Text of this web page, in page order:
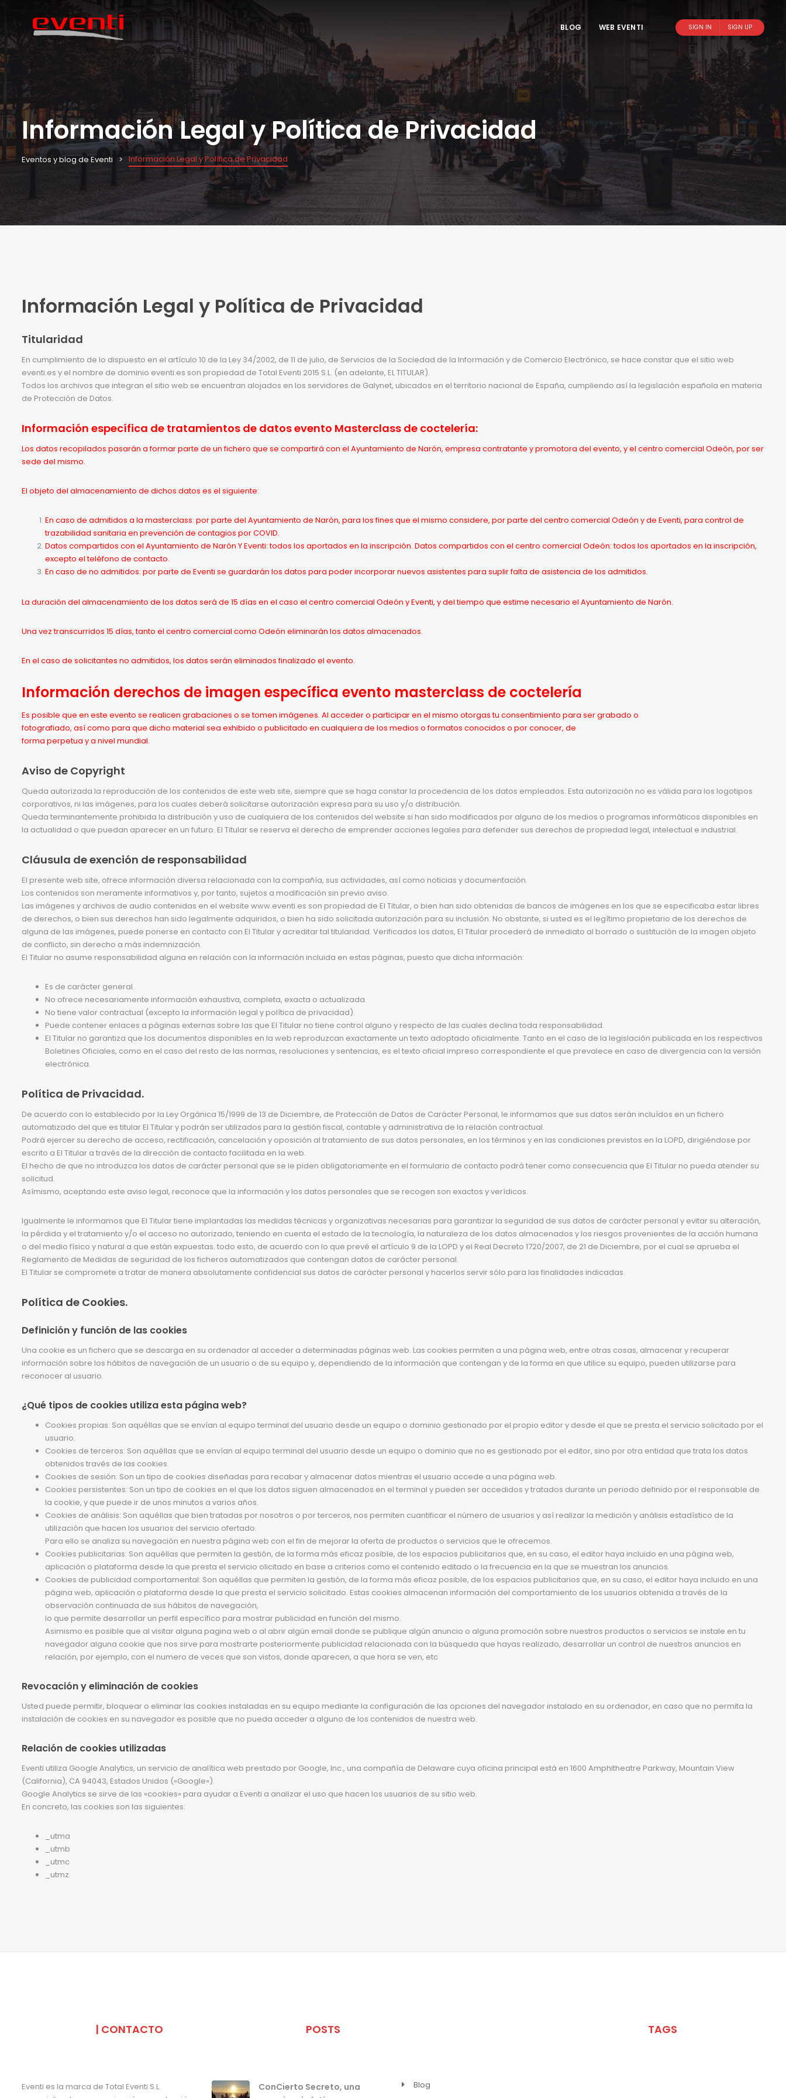
BLOG WEB EVENTI SIGN IN SIGN UP
Información Legal y Política de Privacidad
Eventos y blog de Eventi Información Legal y Política de Privacidad
Información Legal y Política de Privacidad
Titularidad
En cumplimiento de lo dispuesto en el artículo 10 de la Ley 34/2002, de 11 de julio, de Servicios de la Sociedad de la Información y de Comercio Electrónico, se hace constar que el sitio web
eventi.es y el nombre de dominio eventi.es son propiedad de Total Eventi 2015 S.L. (en adelante, EL TITULAR).
Todos los archivos que integran el sitio web se encuentran alojados en los servidores de Galynet, ubicados en el territorio nacional de España, cumpliendo así la legislación española en materia
de Protección de Datos.
Información específica de tratamientos de datos evento Masterclass de coctelería:
Los datos recopilados pasarán a formar parte de un fichero que se compartirá con el Ayuntamiento de Narón, empresa contratante y promotora del evento, y el centro comercial Odeón, por ser
sede del mismo.
El objeto del almacenamiento de dichos datos es el siguiente:
En caso de admitidos a la masterclass: por parte del Ayuntamiento de Narón, para los fines que el mismo considere, por parte del centro comercial Odeón y de Eventi, para control de
trazabilidad sanitaria en prevención de contagios por COVID.
Datos compartidos con el Ayuntamiento de Narón Y Eventi: todos los aportados en la inscripción. Datos compartidos con el centro comercial Odeón: todos los aportados en la inscripción,
excepto el teléfono de contacto.
En caso de no admitidos: por parte de Eventi se guardarán los datos para poder incorporar nuevos asistentes para suplir falta de asistencia de los admitidos.
La duración del almacenamiento de los datos será de 15 días en el caso el centro comercial Odeón y Eventi, y del tiempo que estime necesario el Ayuntamiento de Narón.
Una vez transcurridos 15 días, tanto el centro comercial como Odeón eliminarán los datos almacenados.
En el caso de solicitantes no admitidos, los datos serán eliminados finalizado el evento.
Información derechos de imagen específica evento masterclass de coctelería
Es posible que en este evento se realicen grabaciones o se tomen imágenes. Al acceder o participar en el mismo otorgas tu consentimiento para ser grabado o
fotografiado, así como para que dicho material sea exhibido o publicitado en cualquiera de los medios o formatos conocidos o por conocer, de
forma perpetua y a nivel mundial.
Aviso de Copyright
Queda autorizada la reproducción de los contenidos de este web site, siempre que se haga constar la procedencia de los datos empleados. Esta autorización no es válida para los logotipos
corporativos, ni las imágenes, para los cuales deberá solicitarse autorización expresa para su uso y/o distribución.
Queda terminantemente prohibida la distribución y uso de cualquiera de los contenidos del website si han sido modificados por alguno de los medios o programas informáticos disponibles en
la actualidad o que puedan aparecer en un futuro. El Titular se reserva el derecho de emprender acciones legales para defender sus derechos de propiedad legal, intelectual e industrial.
Cláusula de exención de responsabilidad
El presente web site, ofrece información diversa relacionada con la compañía, sus actividades, así como noticias y documentación.
Los contenidos son meramente informativos y, por tanto, sujetos a modificación sin previo aviso.
Las imágenes y archivos de audio contenidas en el website www.eventi.es son propiedad de El Titular, o bien han sido obtenidas de bancos de imágenes en los que se especificaba estar libres
de derechos, o bien sus derechos han sido legalmente adquiridos, o bien ha sido solicitada autorización para su inclusión. No obstante, si usted es el legítimo propietario de los derechos de
alguna de las imágenes, puede ponerse en contacto con El Titular y acreditar tal titularidad. Verificados los datos, El Titular procederá de inmediato al borrado o sustitución de la imagen objeto
de conflicto, sin derecho a más indemnización.
El Titular no asume responsabilidad alguna en relación con la información incluida en estas páginas, puesto que dicha información:
Es de carácter general.
No ofrece necesariamente información exhaustiva, completa, exacta o actualizada.
No tiene valor contractual (excepto la información legal y política de privacidad).
Puede contener enlaces a páginas externas sobre las que El Titular no tiene control alguno y respecto de las cuales declina toda responsabilidad.
El Titular no garantiza que los documentos disponibles en la web reproduzcan exactamente un texto adoptado oficialmente. Tanto en el caso de la legislación publicada en los respectivos
Boletines Oficiales, como en el caso del resto de las normas, resoluciones y sentencias, es el texto oficial impreso correspondiente el que prevalece en caso de divergencia con la versión
electrónica.
Política de Privacidad.
De acuerdo con lo establecido por la Ley Orgánica 15/1999 de 13 de Diciembre, de Protección de Datos de Carácter Personal, le informamos que sus datos serán incluídos en un fichero
automatizado del que es titular El Titular y podrán ser utilizados para la gestión fiscal, contable y administrativa de la relación contractual.
Podrá ejercer su derecho de acceso, rectificación, cancelación y oposición al tratamiento de sus datos personales, en los términos y en las condiciones previstos en la LOPD, dirigiéndose por
escrito a El Titular a través de la dirección de contacto facilitada en la web.
El hecho de que no introduzca los datos de carácter personal que se le piden obligatoriamente en el formulario de contacto podrá tener como consecuencia que El Titular no pueda atender su
solicitud.
Asímismo, aceptando este aviso legal, reconoce que la información y los datos personales que se recogen son exactos y verídicos.
Igualmente le informamos que El Titular tiene implantadas las medidas técnicas y organizativas necesarias para garantizar la seguridad de sus datos de carácter personal y evitar su alteración,
la pérdida y el tratamiento y/o el acceso no autorizado, teniendo en cuenta el estado de la tecnología, la naturaleza de los datos almacenados y los riesgos provenientes de la acción humana
o del medio físico y natural a que están expuestas. todo esto, de acuerdo con lo que prevé el artículo 9 de la LOPD y el Real Decreto 1720/2007, de 21 de Diciembre, por el cual se aprueba el
Reglamento de Medidas de seguridad de los ficheros automatizados que contengan datos de carácter personal.
El Titular se compromete a tratar de manera absolutamente confidencial sus datos de carácter personal y hacerlos servir sólo para las finalidades indicadas.
Política de Cookies.
Definición y función de las cookies
Una cookie es un fichero que se descarga en su ordenador al acceder a determinadas páginas web. Las cookies permiten a una página web, entre otras cosas, almacenar y recuperar
información sobre los hábitos de navegación de un usuario o de su equipo y, dependiendo de la información que contengan y de la forma en que utilice su equipo, pueden utilizarse para
reconocer al usuario.
¿Qué tipos de cookies utiliza esta página web?
Cookies propias: Son aquéllas que se envían al equipo terminal del usuario desde un equipo o dominio gestionado por el propio editor y desde el que se presta el servicio solicitado por el
usuario.
Cookies de terceros: Son aquéllas que se envían al equipo terminal del usuario desde un equipo o dominio que no es gestionado por el editor, sino por otra entidad que trata los datos
obtenidos través de las cookies.
Cookies de sesión: Son un tipo de cookies diseñadas para recabar y almacenar datos mientras el usuario accede a una página web.
Cookies persistentes: Son un tipo de cookies en el que los datos siguen almacenados en el terminal y pueden ser accedidos y tratados durante un periodo definido por el responsable de
la cookie, y que puede ir de unos minutos a varios años.
Cookies de análisis: Son aquéllas que bien tratadas por nosotros o por terceros, nos permiten cuantificar el número de usuarios y así realizar la medición y análisis estadístico de la
utilización que hacen los usuarios del servicio ofertado.
Para ello se analiza su navegación en nuestra página web con el fin de mejorar la oferta de productos o servicios que le ofrecemos.
Cookies publicitarias: Son aquéllas que permiten la gestión, de la forma más eficaz posible, de los espacios publicitarios que, en su caso, el editor haya incluido en una página web,
aplicación o plataforma desde la que presta el servicio olicitado en base a criterios como el contenido editado o la frecuencia en la que se muestran los anuncios.
Cookies de publicidad comportamental: Son aquéllas que permiten la gestión, de la forma más eficaz posible, de los espacios publicitarios que, en su caso, el editor haya incluido en una
página web, aplicación o plataforma desde la que presta el servicio solicitado. Estas cookies almacenan información del comportamiento de los usuarios obtenida a través de la
observación continuada de sus hábitos de navegación,
lo que permite desarrollar un perfil específico para mostrar publicidad en función del mismo.
Asimismo es posible que al visitar alguna pagina web o al abrir algún email donde se publique algún anuncio o alguna promoción sobre nuestros productos o servicios se instale en tu
navegador alguna cookie que nos sirve para mostrarte posteriormente publicidad relacionada con la búsqueda que hayas realizado, desarrollar un control de nuestros anuncios en
relación, por ejemplo, con el numero de veces que son vistos, donde aparecen, a que hora se ven, etc
Revocación y eliminación de cookies
Usted puede permitir, bloquear o eliminar las cookies instaladas en su equipo mediante la configuración de las opciones del navegador instalado en su ordenador, en caso que no permita la
instalación de cookies en su navegador es posible que no pueda acceder a alguno de los contenidos de nuestra web.
Relación de cookies utilizadas
Eventi utiliza Google Analytics, un servicio de analítica web prestado por Google, Inc., una compañía de Delaware cuya oficina principal está en 1600 Amphitheatre Parkway, Mountain View
(California), CA 94043, Estados Unidos («Google»).
Google Analytics se sirve de las «cookies» para ayudar a Eventi a analizar el uso que hacen los usuarios de su sitio web.
En concreto, las cookies son las siguientes:
_utma
_utmb
_utmc
_utmz
| CONTACTO
Eventi es la marca de Total Eventi S.L.
POSTS
ConCierto Secreto, una
Blog
TAGS